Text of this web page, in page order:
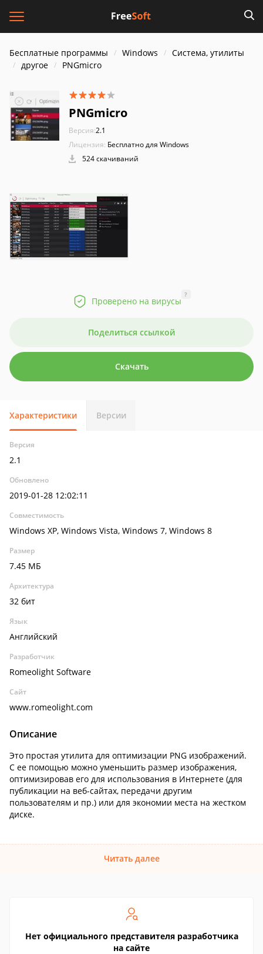
Бесплатные программы Windows
Система, утилиты
другое
PNGmicro
PNGmicro
Версия:2.1
Лицензия: Бесплатно для Windows
524 скачиваний
Проверено на вирусы
?
Поделиться ссылкой
Скачать
Характеристики Версии
Версия
2.1
Обновлено
2019-01-28 12:02:11
Совместимость
Windows XP, Windows Vista, Windows 7, Windows 8
Размер
7.45 МБ
Архитектура
32 бит
Язык
Английский
Разработчик
Romeolight Software
Сайт
www.romeolight.com
Описание
Это простая утилита для оптимизации PNG изображений.
С ее помощью можно уменьшить размер изображения,
оптимизировав его для использования в Интернете (для
публикации на веб-сайтах, передачи другим
пользователям и пр.) или для экономии места на жестком
диске.
Читать далее
Нет официального представителя разработчика
на сайте